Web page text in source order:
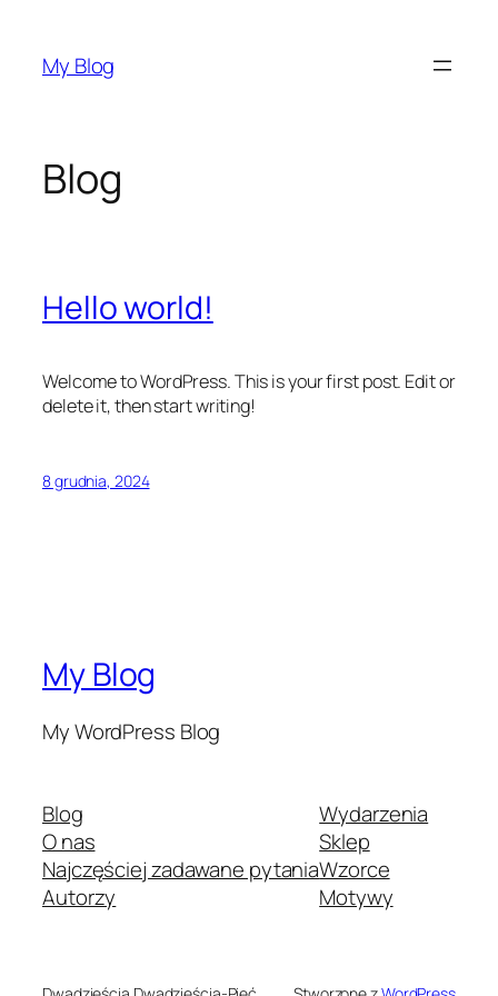
treściMy Blog
Blog
Hello world!
Welcome to WordPress. This is your first post. Edit or
delete it, then start writing!
8 grudnia, 2024
My Blog
My WordPress Blog
Blog
O nas
Najczęściej zadawane pytania
Autorzy
Wydarzenia
Sklep
Wzorce
Motywy